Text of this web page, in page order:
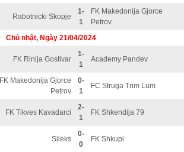
Rabotnicki Skopje
1-
1
FK Makedonija Gjorce
Petrov
Chủ nhật, Ngày 21/04/2024
FK Rinija Gostivar
1-
1
Academy Pandev
FK Makedonija Gjorce
Petrov
0-
1
FC Struga Trim Lum
FK Tikves Kavadarci
2-
1
FK Shkendija 79
Sileks
0-
0
FK Shkupi